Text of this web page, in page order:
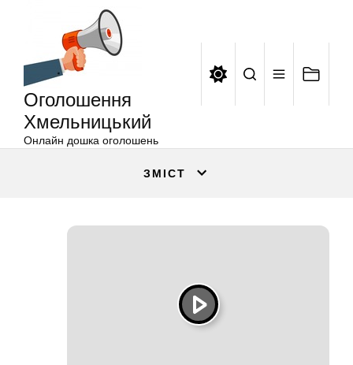
Оголошення
Хмельницький
Онлайн дошка оголошень
ЗМІСТ